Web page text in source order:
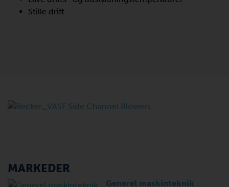
Stille drift
MARKEDER
Generel maskinteknik